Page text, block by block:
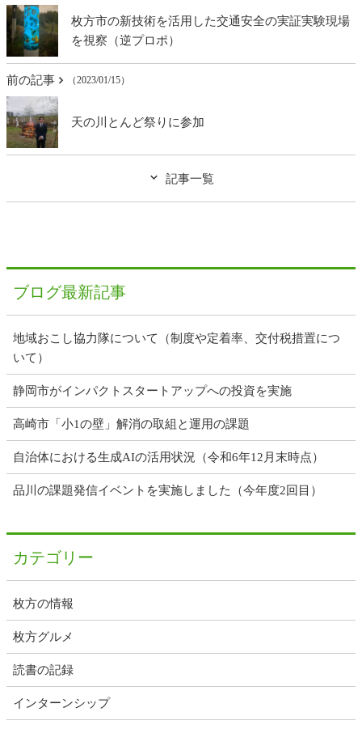
枚方市の新技術を活用した交通安全の実証実験現場
を視察（逆プロポ）
前の記事 （2023/01/15）
天の川とんど祭りに参加
記事一覧
ブログ最新記事
地域おこし協力隊について（制度や定着率、交付税措置につ
いて）
静岡市がインパクトスタートアップへの投資を実施
高崎市「小1の壁」解消の取組と運用の課題
自治体における生成AIの活用状況（令和6年12月末時点）
品川の課題発信イベントを実施しました（今年度2回目）
カテゴリー
枚方の情報
枚方グルメ
読書の記録
インターンシップ